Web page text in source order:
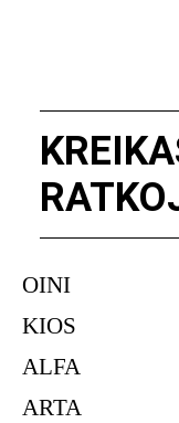
OINI
KIOS
ALFA
ARTA